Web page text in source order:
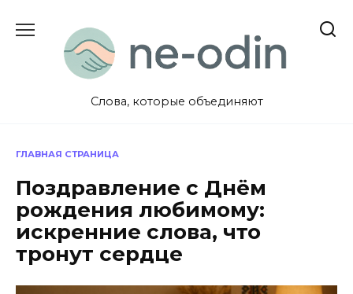
содержанию
Слова, которые объединяют
ГЛАВНАЯ СТРАНИЦА
Поздравление с Днём
рождения любимому:
искренние слова, что
тронут сердце